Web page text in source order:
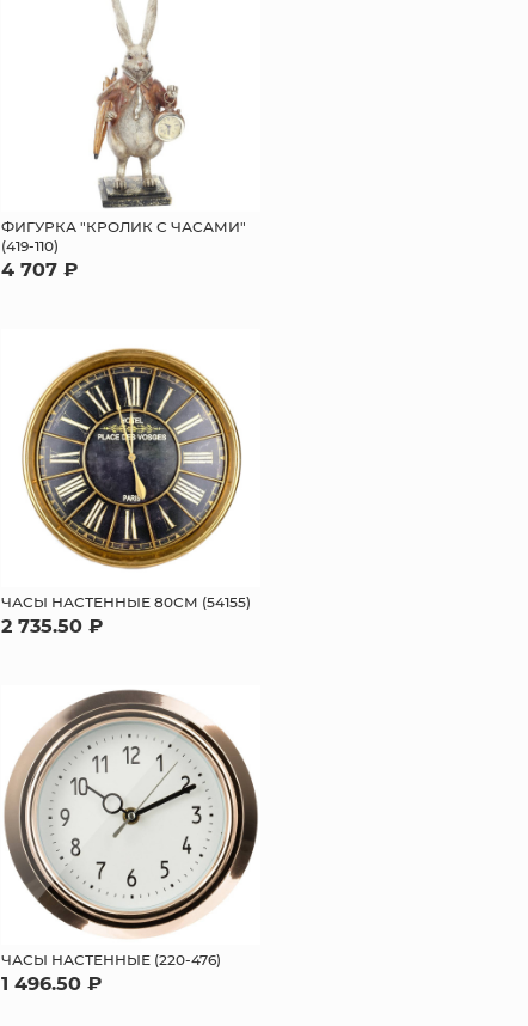
ФИГУРКА "КРОЛИК С ЧАСАМИ"
(419-110)
4 707 ₽
ЧАСЫ НАСТЕННЫЕ 80СМ (54155)
2 735.50 ₽
ЧАСЫ НАСТЕННЫЕ (220-476)
1 496.50 ₽